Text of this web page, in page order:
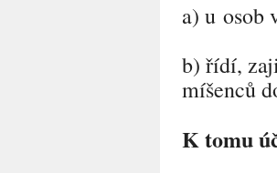
a) u osob
b) řídí,
míšenců
K tomu